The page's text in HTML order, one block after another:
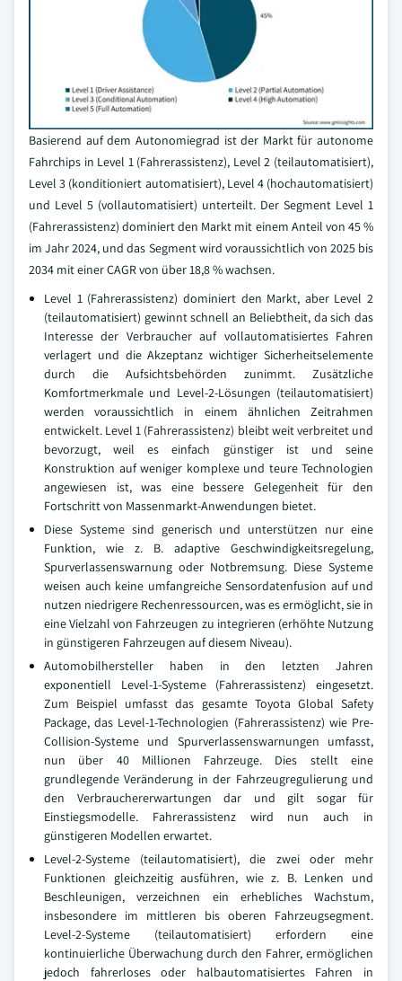
Basierend auf dem Autonomiegrad ist der Markt für autonome
Fahrchips in Level 1 (Fahrerassistenz), Level 2 (teilautomatisiert),
Level 3 (konditioniert automatisiert), Level 4 (hochautomatisiert)
und Level 5 (vollautomatisiert) unterteilt. Der Segment Level 1
(Fahrerassistenz) dominiert den Markt mit einem Anteil von 45 %
im Jahr 2024, und das Segment wird voraussichtlich von 2025 bis
2034 mit einer CAGR von über 18,8 % wachsen.
Level 1 (Fahrerassistenz) dominiert den Markt, aber Level 2
(teilautomatisiert) gewinnt schnell an Beliebtheit, da sich das
Interesse der Verbraucher auf vollautomatisiertes Fahren
verlagert und die Akzeptanz wichtiger Sicherheitselemente
durch die Aufsichtsbehörden zunimmt. Zusätzliche
Komfortmerkmale und Level-2-Lösungen (teilautomatisiert)
werden voraussichtlich in einem ähnlichen Zeitrahmen
entwickelt. Level 1 (Fahrerassistenz) bleibt weit verbreitet und
bevorzugt, weil es einfach günstiger ist und seine
Konstruktion auf weniger komplexe und teure Technologien
angewiesen ist, was eine bessere Gelegenheit für den
Fortschritt von Massenmarkt-Anwendungen bietet.
Diese Systeme sind generisch und unterstützen nur eine
Funktion, wie z. B. adaptive Geschwindigkeitsregelung,
Spurverlassenswarnung oder Notbremsung. Diese Systeme
weisen auch keine umfangreiche Sensordatenfusion auf und
nutzen niedrigere Rechenressourcen, was es ermöglicht, sie in
eine Vielzahl von Fahrzeugen zu integrieren (erhöhte Nutzung
in günstigeren Fahrzeugen auf diesem Niveau).
Automobilhersteller haben in den letzten Jahren
exponentiell Level-1-Systeme (Fahrerassistenz) eingesetzt.
Zum Beispiel umfasst das gesamte Toyota Global Safety
Package, das Level-1-Technologien (Fahrerassistenz) wie Pre-
Collision-Systeme und Spurverlassenswarnungen umfasst,
nun über 40 Millionen Fahrzeuge. Dies stellt eine
grundlegende Veränderung in der Fahrzeugregulierung und
den Verbrauchererwartungen dar und gilt sogar für
Einstiegsmodelle. Fahrerassistenz wird nun auch in
günstigeren Modellen erwartet.
Level-2-Systeme (teilautomatisiert), die zwei oder mehr
Funktionen gleichzeitig ausführen, wie z. B. Lenken und
Beschleunigen, verzeichnen ein erhebliches Wachstum,
insbesondere im mittleren bis oberen Fahrzeugsegment.
Level-2-Systeme (teilautomatisiert) erfordern eine
kontinuierliche Überwachung durch den Fahrer, ermöglichen
jedoch fahrerloses oder halbautomatisiertes Fahren in